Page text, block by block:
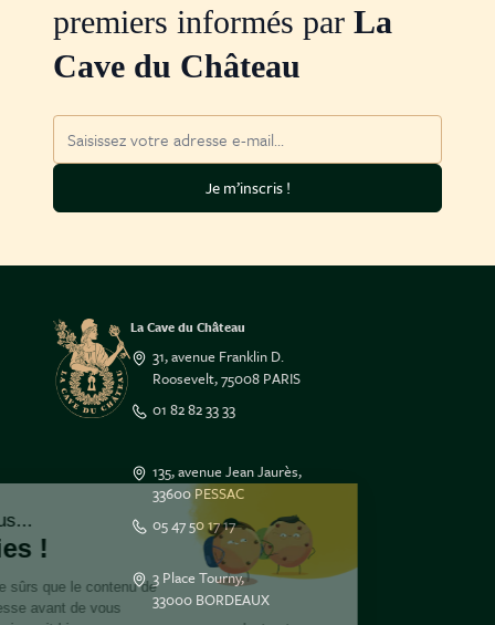
Salut c'est nous...
les Cookies !
On a attendu d'être sûrs que le contenu de
ce site vous intéresse avant de vous
premiers informés par La
Cave du Château
Adresse mail
Je m’inscris !
La Cave du Château
31, avenue Franklin D.
Roosevelt, 75008 PARIS
01 82 82 33 33
135, avenue Jean Jaurès,
33600 PESSAC
05 47 50 17 17
3 Place Tourny,
33000 BORDEAUX